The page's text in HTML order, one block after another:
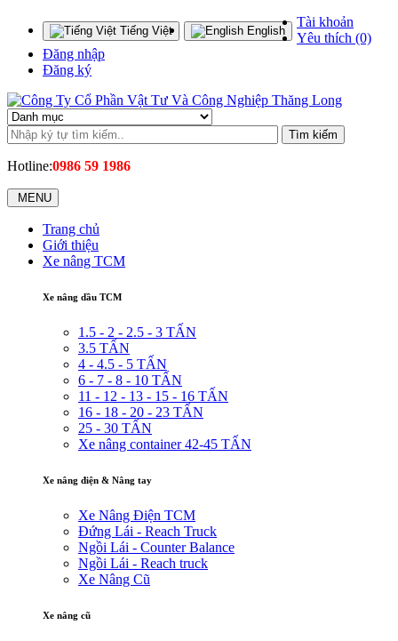
Tiếng Việt English
Tài khoản
Yêu thích (0)
Đăng nhập
Đăng ký
Tìm kiếm
Hotline:0986 59 1986
MENU
Trang chủ
Giới thiệu
Xe nâng TCM
Xe nâng dầu TCM
1.5 - 2 - 2.5 - 3 TẤN
3.5 TẤN
4 - 4.5 - 5 TẤN
6 - 7 - 8 - 10 TẤN
11 - 12 - 13 - 15 - 16 TẤN
16 - 18 - 20 - 23 TẤN
25 - 30 TẤN
Xe nâng container 42-45 TẤN
Xe nâng điện & Nâng tay
Xe Nâng Điện TCM
Đứng Lái - Reach Truck
Ngồi Lái - Counter Balance
Ngồi Lái - Reach truck
Xe Nâng Cũ
Xe nâng cũ